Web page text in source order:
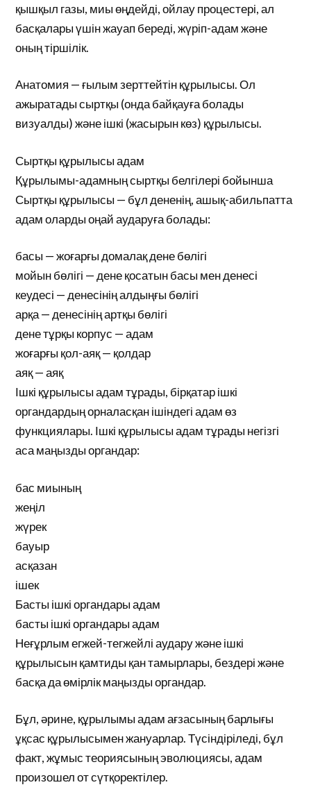
қышқыл газы, миы өңдейді, ойлау процестері, ал
басқалары үшін жауап береді, жүріп-адам және
оның тіршілік.
Анатомия — ғылым зерттейтін құрылысы. Ол
ажыратады сыртқы (онда байқауға болады
визуалды) және ішкі (жасырын көз) құрылысы.
Сыртқы құрылысы адам
Құрылымы-адамның сыртқы белгілері бойынша
Сыртқы құрылысы — бұл дененің, ашық-абильпатта
адам оларды оңай аударуға болады:
басы — жоғарғы домалақ дене бөлігі
мойын бөлігі — дене қосатын басы мен денесі
кеудесі — денесінің алдыңғы бөлігі
арқа — денесінің артқы бөлігі
дене тұрқы корпус — адам
жоғарғы қол-аяқ — қолдар
аяқ — аяқ
Ішкі құрылысы адам тұрады, бірқатар ішкі
органдардың орналасқан ішіндегі адам өз
функциялары. Ішкі құрылысы адам тұрады негізгі
аса маңызды органдар:
бас миының
жеңіл
жүрек
бауыр
асқазан
ішек
Басты ішкі органдары адам
басты ішкі органдары адам
Неғұрлым егжей-тегжейлі аудару және ішкі
құрылысын қамтиды қан тамырлары, бездері және
басқа да өмірлік маңызды органдар.
Бұл, әрине, құрылымы адам ағзасының барлығы
ұқсас құрылысымен жануарлар. Түсіндіріледі, бұл
факт, жұмыс теориясының эволюциясы, адам
произошел от сүтқоректілер.